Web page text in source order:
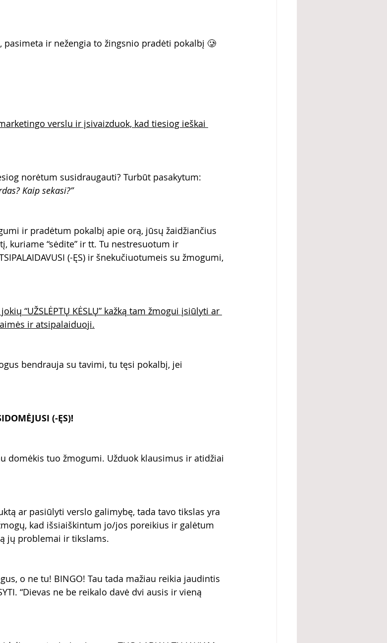
pasimeta ir nežengia to žingsnio pradėti pokalbį 🥲
verslu ir įsivaizduok, kad tiesiog ieškai
norėtum susidraugauti? Turbūt pasakytum:
Kaip sekasi?”
ir pradėtum pokalbį apie orą, jūsų žaidžiančius
kuriame “sėdite” ir tt. Tu nestresuotum ir
(-ĘS) ir šnekučiuotumeis su žmogumi,
“UŽSLĖPTŲ KĖSLŲ” kažką tam žmogui įsiūlyti ar
ir atsipalaiduoji.
bendrauja su tavimi, tu tęsi pokalbį, jei
(-ĘS)!
domėkis tuo žmogumi. Užduok klausimus ir atidžiai
ar pasiūlyti verslo galimybę, tada tavo tikslas yra
kad išsiaiškintum jo/jos poreikius ir galėtum
jų problemai ir tikslams.
o ne tu! BINGO! Tau tada mažiau reikia jaudintis
“Dievas ne be reikalo davė dvi ausis ir vieną